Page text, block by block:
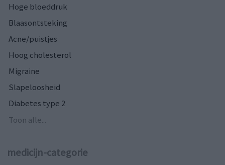
Hoge bloeddruk
Blaasontsteking
Acne/puistjes
Hoog cholesterol
Migraine
Slapeloosheid
Diabetes type 2
Toon alle...
medicijn-categorie